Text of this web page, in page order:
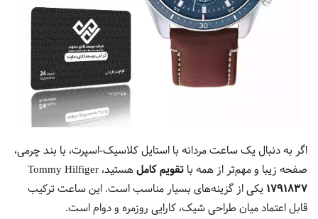
اگر به دنبال یک ساعت مردانه با استایل کلاسیک-اسپرت، با بند چرمی،
صفحه زیبا و مهم‌تر از همه با تقویم کاملهستید، Tommy Hilfiger
1791837 یکی از گزینه‌های بسیار مناسب است. این ساعت ترکیب
قابل اعتماد میان طراحی شیک، کارایی روزمره و دوام است.